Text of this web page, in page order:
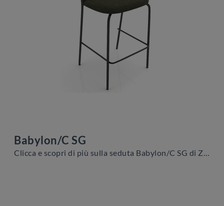
Babylon/C SG
Clicca e scopri di più sulla seduta Babylon/C SG di Zamagna in tessuto: le più originali Sedie sgabelli moderne ti attendono.